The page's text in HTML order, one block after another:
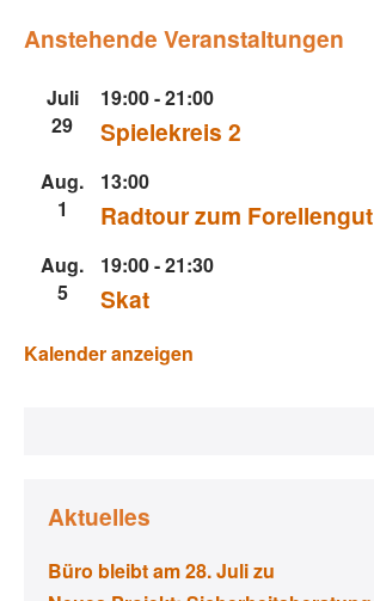
Anstehende Veranstaltungen
Juli
29
19:00-21:00
Spielekreis 2
Aug.
1
13:00
Radtour zum Forellengut
Aug.
5
19:00-21:30
Skat
Kalender anzeigen
Aktuelles
Büro bleibt am 28. Juli zu